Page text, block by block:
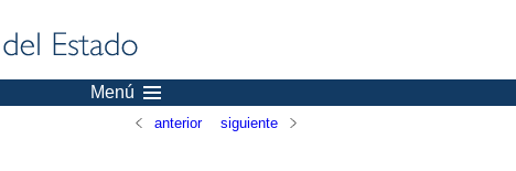
Menú
anterior siguiente